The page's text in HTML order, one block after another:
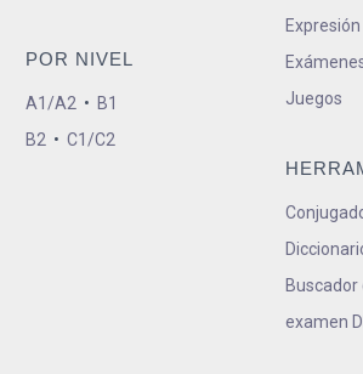
POR NIVEL
A1/A2 • B1
B2 • C1/C2
Juegos
examen